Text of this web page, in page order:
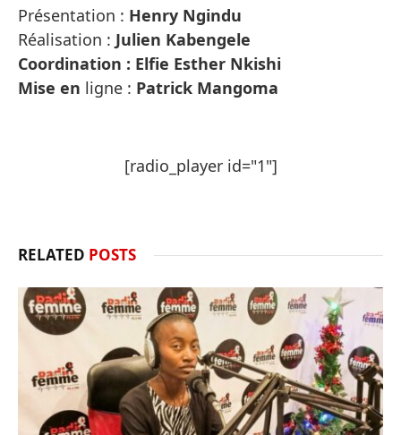
Présentation : Henry Ngindu
Réalisation : Julien Kabengele
Coordination : Elfie Esther Nkishi
Mise en ligne : Patrick Mangoma
[radio_player id="1"]
RELATED POSTS